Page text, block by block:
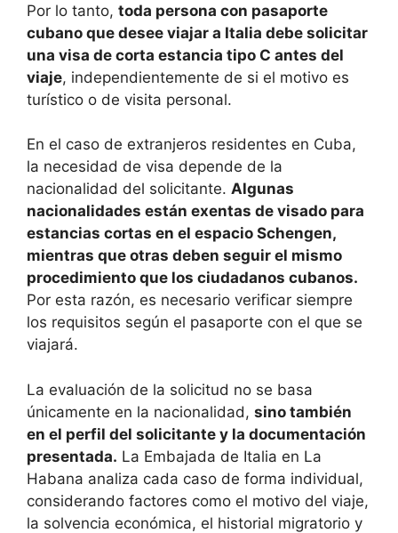
Por lo tanto, toda persona con pasaporte
cubano que desee viajar a Italia debe solicitar
una visa de corta estancia tipo C antes del
viaje, independientemente de si el motivo es
turístico o de visita personal.
En el caso de extranjeros residentes en Cuba,
la necesidad de visa depende de la
nacionalidad del solicitante. Algunas
nacionalidades están exentas de visado para
estancias cortas en el espacio Schengen,
mientras que otras deben seguir el mismo
procedimiento que los ciudadanos cubanos.
Por esta razón, es necesario verificar siempre
los requisitos según el pasaporte con el que se
viajará.
La evaluación de la solicitud no se basa
únicamente en la nacionalidad, sino también
en el perfil del solicitante y la documentación
presentada. La Embajada de Italia en La
Habana analiza cada caso de forma individual,
considerando factores como el motivo del viaje,
la solvencia económica, el historial migratorio y